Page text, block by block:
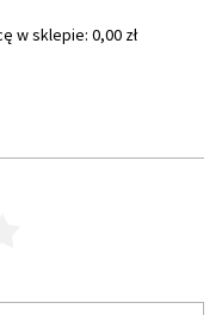
w sklepie: 0,00 zł